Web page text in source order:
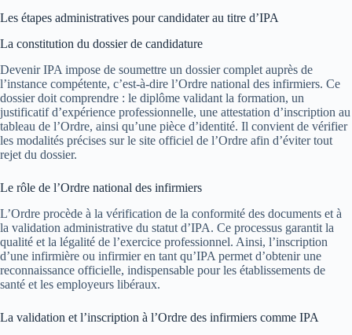
Les étapes administratives pour candidater au titre d’IPA
La constitution du dossier de candidature
Devenir IPA impose de soumettre un dossier complet auprès de
l’instance compétente, c’est-à-dire l’Ordre national des infirmiers. Ce
dossier doit comprendre : le diplôme validant la formation, un
justificatif d’expérience professionnelle, une attestation d’inscription au
tableau de l’Ordre, ainsi qu’une pièce d’identité. Il convient de vérifier
les modalités précises sur le site officiel de l’Ordre afin d’éviter tout
rejet du dossier.
Le rôle de l’Ordre national des infirmiers
L’Ordre procède à la vérification de la conformité des documents et à
la validation administrative du statut d’IPA. Ce processus garantit la
qualité et la légalité de l’exercice professionnel. Ainsi, l’inscription
d’une infirmière ou infirmier en tant qu’IPA permet d’obtenir une
reconnaissance officielle, indispensable pour les établissements de
santé et les employeurs libéraux.
La validation et l’inscription à l’Ordre des infirmiers comme IPA